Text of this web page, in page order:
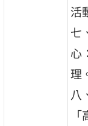
活
七
心
理
八